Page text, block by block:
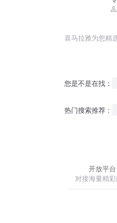
喜马拉雅为您精
您是不是在找：
热门搜索推荐：
开放平台
对接海量精